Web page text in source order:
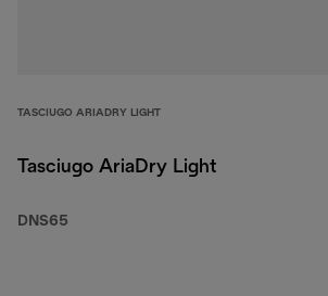
TASCIUGO ARIADRY LIGHT
Tasciugo AriaDry Light
DNS65